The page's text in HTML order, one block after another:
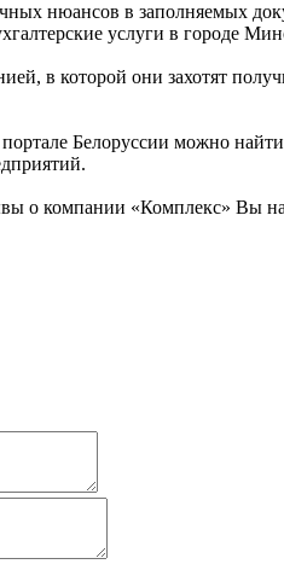
нюансов в заполняемых
услуги в городе
в которой они захотят
Белоруссии можно
о компании «Комплекс» Вы